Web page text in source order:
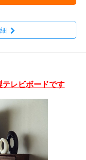
レビボードです